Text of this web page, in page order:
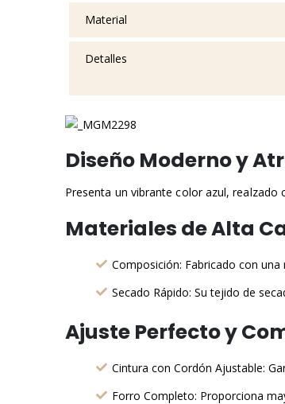
Material
Detalles
Diseño Moderno y
Presenta un vibrante color azul,
Materiales de Alta
Composición: Fabricado con
Secado Rápido: Su tejido de
Ajuste Perfecto y
Cintura con Cordón Ajustable:
Forro Completo: Proporciona